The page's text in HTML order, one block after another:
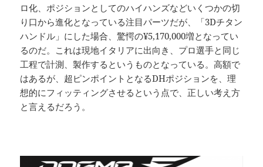
ロ化、ポジションとしてのハイハンズなどいくつかの切
り口から進化となっている注目パーツだが、「3Dチタン
ハンドル」にした場合、驚愕の¥5,170,000増となってい
るのだ。これは現地イタリアに出向き、プロ選手と同じ
工程で計測、製作するというものとなっている。高額で
はあるが、超ピンポイントとなるDHポジションを、理
想的にフィッティングさせるという点で、正しい考え方
と言えるだろう。